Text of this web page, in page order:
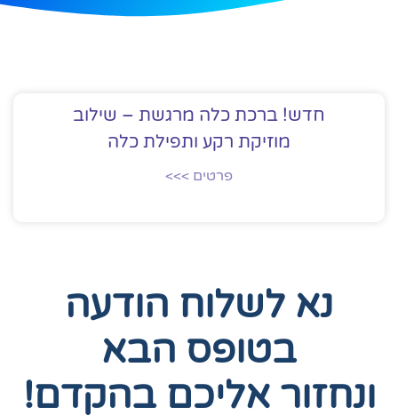
חדש! ברכת כלה מרגשת – שילוב
מוזיקת רקע ותפילת כלה
פרטים >>>
נא לשלוח הודעה
בטופס הבא
ונחזור אליכם בהקדם!